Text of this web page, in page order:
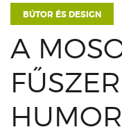
BÚTOR ÉS DESIGN
A